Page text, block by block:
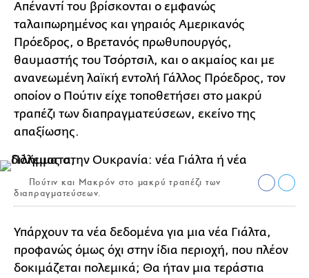
Απέναντί του βρίσκονται ο εμφανώς
ταλαιπωρημένος και γηραιός Αμερικανός
Πρόεδρος, ο Βρετανός πρωθυπουργός,
θαυμαστής του Τσόρτσιλ, και ο ακμαίος και με
ανανεωμένη λαϊκή εντολή Γάλλος Πρόεδρος, τον
οποίον ο Πούτιν είχε τοποθετήσει στο μακρύ
τραπέζι των διαπραγματεύσεων, εκείνο της
απαξίωσης.
Πούτιν και Μακρόν στο μακρύ τραπέζι των
διαπραγματεύσεων.
Υπάρχουν τα νέα δεδομένα για μια νέα Γιάλτα,
προφανώς όμως όχι στην ίδια περιοχή, που πλέον
δοκιμάζεται πολεμικά; Θα ήταν μια τεράστια